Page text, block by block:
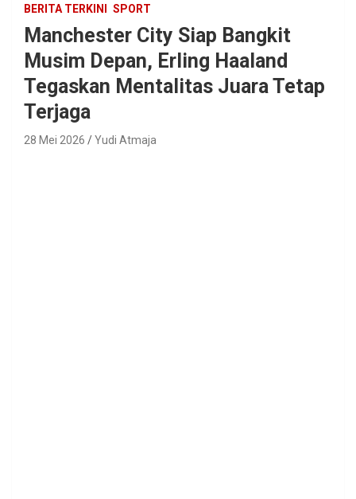
BERITA TERKINI SPORT
Manchester City Siap Bangkit
Musim Depan, Erling Haaland
Tegaskan Mentalitas Juara Tetap
Terjaga
28 Mei 2026 Yudi Atmaja